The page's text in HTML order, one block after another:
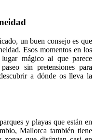
un buen consejo es que
Esos momentos en los
mágico al que parece
sin pretensiones para
a dónde os lleva la
y playas que están en
Mallorca también tiene